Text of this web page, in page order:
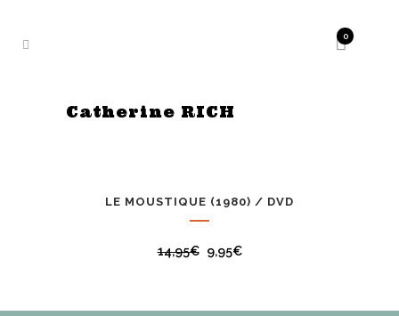
0
Catherine RICH
LE MOUSTIQUE (1980) / DVD
14,95€ 9,95€